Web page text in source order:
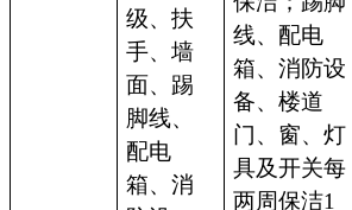
级、扶
手、墙
面、踢
脚线、
配电
箱、消
线、配电
箱、消防设
备、楼道
门、窗、灯
具及开关每
两周保洁1